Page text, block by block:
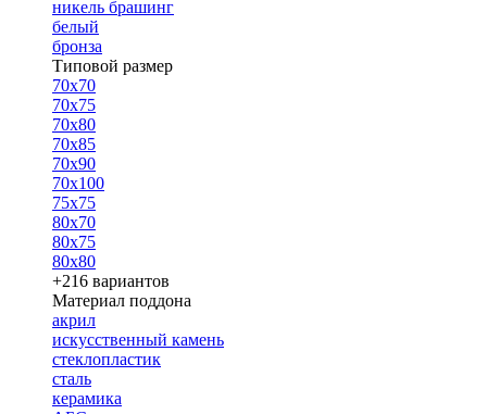
никель брашинг
белый
бронза
Типовой размер
70х70
70х75
70х80
70х85
70х90
70х100
75х75
80х70
80х75
80х80
+216 вариантов
Материал поддона
акрил
искусственный камень
стеклопластик
сталь
керамика